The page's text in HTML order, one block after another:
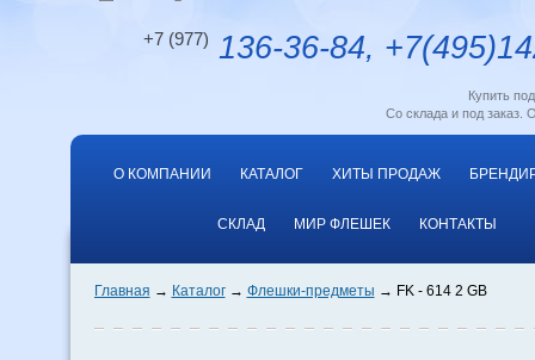
+7 (977) 136-36-84,
Купить
Со склада и под заказ.
О КОМПАНИИ КАТАЛОГ ХИТЫ ПРОДАЖ
СКЛАД МИР ФЛЕШЕК КОНТАКТЫ
Главная Каталог Флешки-предметы FK - 614 2 GB